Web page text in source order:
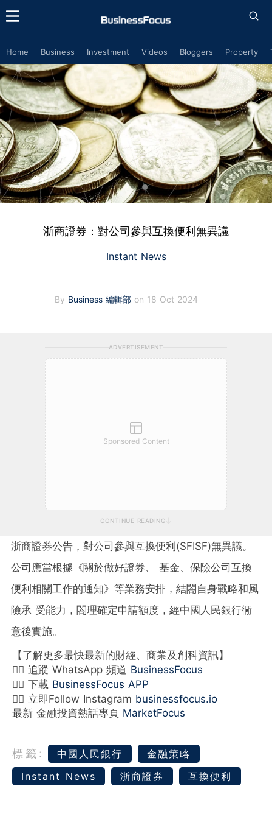
Home Business Investment Videos Bloggers Property
浙商證券：對公司參與互換便利無異議
Instant News
By Business 編輯部 on 18 Oct 2024
ADVERTISEMENT
Sponsored Content
CONTINUE READING
浙商證券公告，對公司參與互換便利(SFISF)無異議。
公司應當根據《關於做好證券、 基金、保險公司互換
便利相關工作的通知》等業務安排，結閤自身戰略和風
險承 受能力，閤理確定申請額度，經中國人民銀行衕
意後實施。
【了解更多最快最新的財經、商業及創科資訊】
👉🏻 追蹤 WhatsApp 頻道 BusinessFocus
👉🏻 下載 BusinessFocus APP
👉🏻 立即Follow Instagram businessfocus.io
最新 金融投資熱話專頁 MarketFocus
標籤: 中國人民銀行
金融策略
Instant News
浙商證券 互換便利